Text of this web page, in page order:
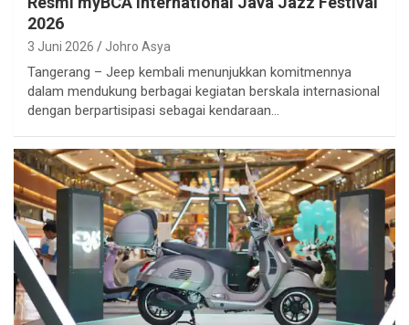
2026
3 Juni 2026 Johro Asya
Tangerang – Jeep kembali menunjukkan komitmennya
dalam mendukung berbagai kegiatan berskala internasional
dengan berpartisipasi sebagai kendaraan…